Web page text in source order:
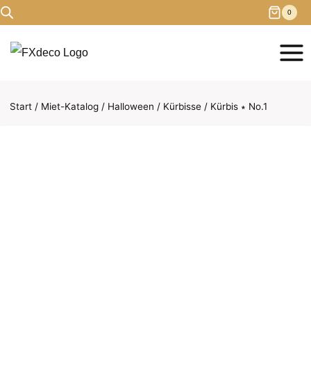
Zum
springen
0
Start / Miet-Katalog / Halloween / Kürbisse / Kürbis ∗ No.1